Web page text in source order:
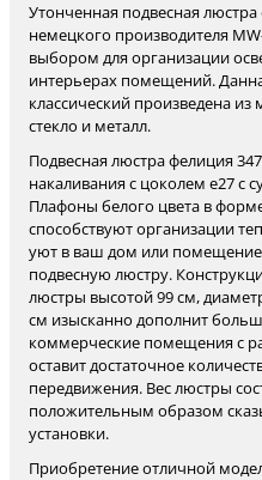
Утонченная подвесная
немецкого производителя
выбором для организации
интерьерах помещений.
классический произведена из
стекло и металл.
Подвесная люстра фелиция
накаливания с цоколем e27
Плафоны белого цвета в
способствуют организации
уют в ваш дом или помещение
подвесную люстру.
люстры высотой 99 см,
см изысканно дополнит
коммерческие помещения с
оставит достаточное
передвижения. Вес люстры
положительным образом
установки.
Приобретение отличной